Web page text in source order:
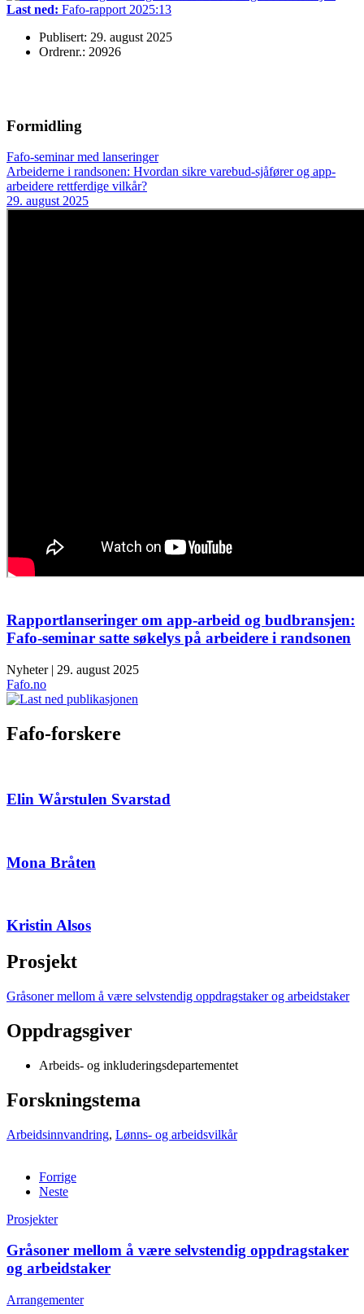
Last ned: Fafo-rapport 2025:13
Publisert: 29. august 2025
Ordrenr.: 20926
Formidling
Fafo-seminar med lanseringer
Arbeiderne i randsonen: Hvordan sikre varebud-sjåfører og app-
arbeidere rettferdige vilkår?
29. august 2025
Rapportlanseringer om app-arbeid og budbransjen:
Fafo-seminar satte søkelys på arbeidere i randsonen
Nyheter | 29. august 2025
Fafo.no
Fafo-forskere
Elin Wårstulen Svarstad
Mona Bråten
Kristin Alsos
Prosjekt
Gråsoner mellom å være selvstendig oppdragstaker og arbeidstaker
Oppdragsgiver
Arbeids- og inkluderingsdepartementet
Forskningstema
Arbeidsinnvandring, Lønns- og arbeidsvilkår
Forrige
Neste
Prosjekter
Gråsoner mellom å være selvstendig oppdragstaker
og arbeidstaker
Arrangementer